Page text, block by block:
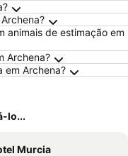
animais de estimação em
Archena?
em Archena?
lo...
Murcia